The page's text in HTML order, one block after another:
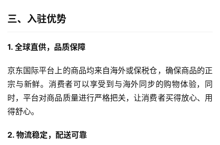
三、入驻优势
1. 全球直供，品质保障
京东国际平台上的商品均来自海外或保税仓，确保商品的正
宗与新鲜。消费者可以享受到与海外同步的购物体验，同
时，平台对商品质量进行严格把关，让消费者买得放心、用
得舒心。
2. 物流稳定，配送可靠